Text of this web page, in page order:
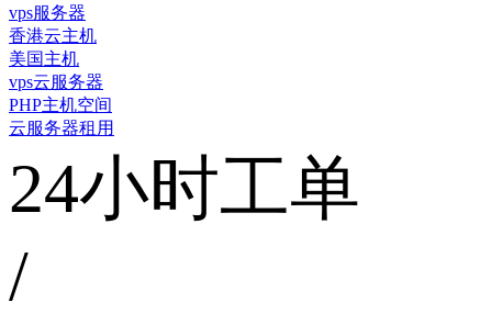
vps服务器
香港云主机
美国主机
vps云服务器
PHP主机空间
云服务器租用
24小时工单
/